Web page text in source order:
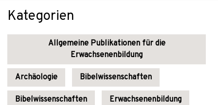
Kategorien
Allgemeine Publikationen für die
Erwachsenenbildung
Archäologie Bibelwissenschaften
Bibelwissenschaften Erwachsenenbildung